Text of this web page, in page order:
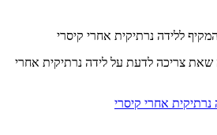
ללידה נרתיקית אחרי קיסרי
שאת צריכה לדעת על לידה נרתיקית אחרי